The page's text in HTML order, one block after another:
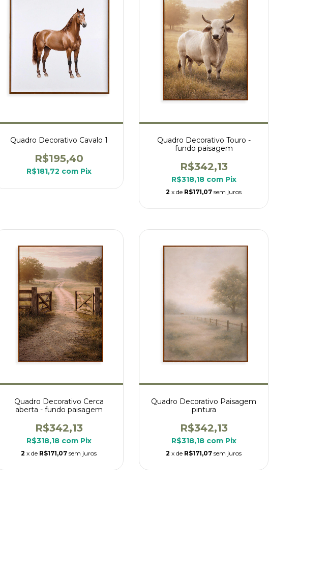
Quadro Decorativo Cavalo 1
R$195,40
R$181,72 com Pix
Quadro Decorativo Touro -
fundo paisagem
R$342,13
R$318,18 com Pix
2 x de R$171,07 sem juros
Quadro Decorativo Cerca
aberta - fundo paisagem
R$342,13
R$318,18 com Pix
2 x de R$171,07 sem juros
Quadro Decorativo Paisagem
pintura
R$342,13
R$318,18 com Pix
2 x de R$171,07 sem juros